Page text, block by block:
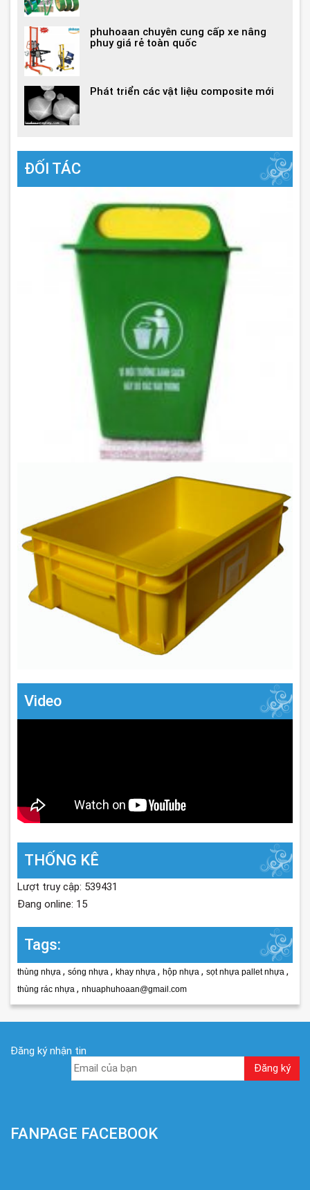
phuhoaan chuyên cung cấp xe nâng
phuy giá rẻ toàn quốc
Phát triển các vật liệu composite mới
ĐỐI TÁC
Video
THỐNG KÊ
Lượt truy cập: 539431
Đang online: 15
Tags:
thùng nhựa , sóng nhựa , khay nhựa , hộp nhựa , sọt nhựa pallet nhựa ,
thùng rác nhựa , nhuaphuhoaan@gmail.com
Đăng ký nhận tin
FANPAGE FACEBOOK